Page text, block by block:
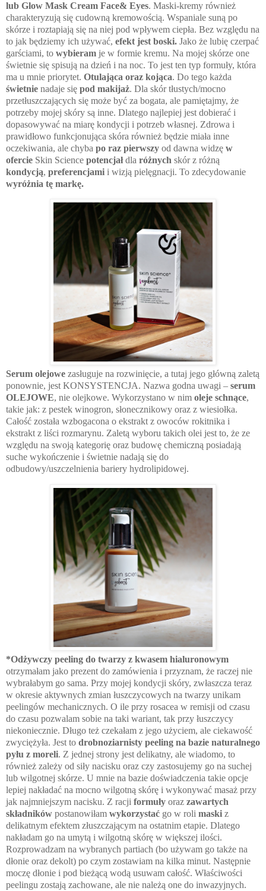
lub Glow Mask Cream Face& Eyes. Maski-kremy również
charakteryzują się cudowną kremowością. Wspaniale suną po
skórze i roztapiają się na niej pod wpływem ciepła. Bez względu na
to jak będziemy ich używać, efekt jest boski. Jako że lubię czerpać
garściami, to wybieram je w formie kremu. Na mojej skórze one
świetnie się spisują na dzień i na noc. To jest ten typ formuły, która
ma u mnie priorytet. Otulająca oraz kojąca. Do tego każda
świetnie nadaje się pod makijaż. Dla skór tłustych/mocno
przetłuszczających się może być za bogata, ale pamiętajmy, że
potrzeby mojej skóry są inne. Dlatego najlepiej jest dobierać i
dopasowywać na miarę kondycji i potrzeb własnej. Zdrowa i
prawidłowo funkcjonująca skóra również będzie miała inne
oczekiwania, ale chyba po raz pierwszy od dawna widzę w
ofercie Skin Science potencjałdla różnych skór z różną
kondycją, preferencjami i wizją pielęgnacji. To zdecydowanie
wyróżnia tę markę.
Serum olejowe zasługuje na rozwinięcie, a tutaj jego główną zaletą
ponownie, jest KONSYSTENCJA. Nazwa godna uwagi – serum
OLEJOWE, nie olejkowe. Wykorzystano w nim oleje schnące,
takie jak: z pestek winogron, słonecznikowy oraz z wiesiołka.
Całość została wzbogacona o ekstrakt z owoców rokitnika i
ekstrakt z liści rozmarynu. Zaletą wyboru takich olei jest to, że ze
względu na swoją kategorię oraz budowę chemiczną posiadają
suche wykończenie i świetnie nadają się do
odbudowy/uszczelnienia bariery hydrolipidowej.
*Odżywczy peeling do twarzy z kwasem hialuronowym
otrzymałam jako prezent do zamówienia i przyznam, że raczej nie
wybrałabym go sama. Przy mojej kondycji skóry, zwłaszcza teraz
w okresie aktywnych zmian łuszczycowych na twarzy unikam
peelingów mechanicznych. O ile przy rosacea w remisji od czasu
do czasu pozwalam sobie na taki wariant, tak przy łuszczycy
niekoniecznie. Długo też czekałam z jego użyciem, ale ciekawość
zwyciężyła. Jest to drobnoziarnisty peeling na bazie naturalnego
pyłu z moreli. Z jednej strony jest delikatny, ale wiadomo, to
również zależy od siły nacisku oraz czy zastosujemy go na suchej
lub wilgotnej skórze. U mnie na bazie doświadczenia takie opcje
lepiej nakładać na mocno wilgotną skórę i wykonywać masaż przy
jak najmniejszym nacisku. Z racji formuły oraz zawartych
składników postanowiłam wykorzystać go w roli maski z
delikatnym efektem złuszczającym na ostatnim etapie. Dlatego
nakładam go na umytą i wilgotną skórę w większej ilości.
Rozprowadzam na wybranych partiach (bo używam go także na
dłonie oraz dekolt) po czym zostawiam na kilka minut. Następnie
moczę dłonie i pod bieżącą wodą usuwam całość. Właściwości
peelingu zostają zachowane, ale nie należą one do inwazyjnych.